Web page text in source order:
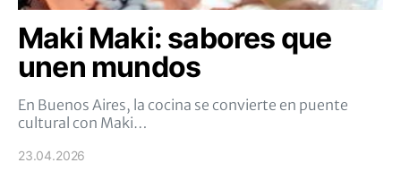
Maki Maki: sabores que
unen mundos
En Buenos Aires, la cocina se convierte en puente
cultural con Maki…
23.04.2026